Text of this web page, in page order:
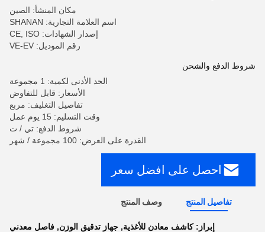
مكان المنشأ: الصين
اسم العلامة التجارية: SHANAN
إصدار الشهادات: CE, ISO
رقم الموديل: VE-EV
شروط الدفع والشحن
الحد الأدنى لكمية: 1 مجموعة
الأسعار: قابل للتفاوض
تفاصيل التغليف: مربع
وقت التسليم: 15 يوم عمل
شروط الدفع: تي / ت
القدرة على العرض: 100 مجموعة / شهر
احصل على افضل سعر
تفاصيل المنتج وصف المنتج
إبراز:كاشف معادن للأغذية, جهاز تدقيق الوزن, فاصل معدني